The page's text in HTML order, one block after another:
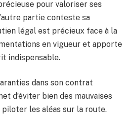
pour valoriser ses
partie conteste sa
légal est précieux face à la
en vigueur et apporte
indispensable.
dans son contrat
d’éviter bien des mauvaises
les aléas sur la route.